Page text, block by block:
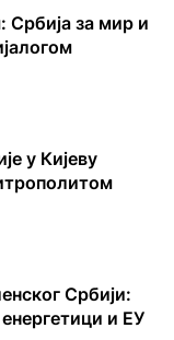
Србија за мир и
у Кијеву
Србији:
и ЕУ